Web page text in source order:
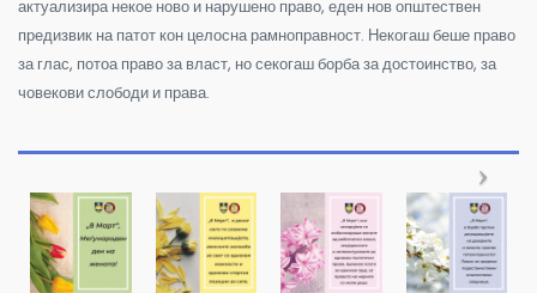
актуализира некое ново и нарушено право, еден нов општествен
предизвик на патот кон целосна рамноправност. Некогаш беше право
за глас, потоа право за власт, но секогаш борба за достоинство, за
човекови слободи и права.